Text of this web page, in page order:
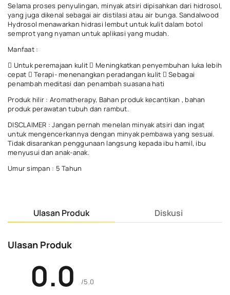
Selama proses penyulingan, minyak atsiri dipisahkan dari hidrosol,
yang juga dikenal sebagai air distilasi atau air bunga. Sandalwood
Hydrosol menawarkan hidrasi lembut untuk kulit dalam botol
semprot yang nyaman untuk aplikasi yang mudah.
Manfaat :
 Untuk peremajaan kulit  Meningkatkan penyembuhan luka lebih
cepat  Terapi- menenangkan peradangan kulit  Sebagai
penambah meditasi dan penambah suasana hati
Produk hilir : Aromatherapy, Bahan produk kecantikan , bahan
produk perawatan tubuh dan rambut.
DISCLAIMER : Jangan pernah menelan minyak atsiri dan ingat
untuk mengencerkannya dengan minyak pembawa yang sesuai.
Tidak disarankan penggunaan langsung kepada ibu hamil, ibu
menyusui dan anak-anak.
Umur simpan : 5 Tahun
Ulasan Produk Diskusi
Ulasan Produk
0.0 /5.0